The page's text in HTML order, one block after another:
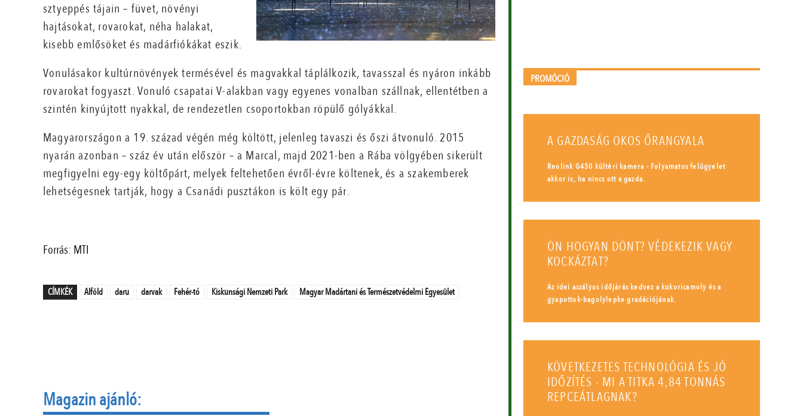
sztyeppés tájain – füvet, növényi
hajtásokat, rovarokat, néha halakat,
kisebb emlősöket és madárfiókákat eszik.
Vonulásakor kultúrnövények termésével és magvakkal táplálkozik, tavasszal és nyáron inkább
rovarokat fogyaszt. Vonuló csapatai V-alakban vagy egyenes vonalban szállnak, ellentétben a
szintén kinyújtott nyakkal, de rendezetlen csoportokban röpülő gólyákkal.
Magyarországon a 19. század végén még költött, jelenleg tavaszi és őszi átvonuló. 2015
nyarán azonban – száz év után először – a Marcal, majd 2021-ben a Rába völgyében sikerült
megfigyelni egy-egy költőpárt, melyek feltehetően évről-évre költenek, és a szakemberek
lehetségesnek tartják, hogy a Csanádi pusztákon is költ egy pár.
Forrás: MTI
CÍMKÉK Alföld daru darvak Fehér-tó Kiskunsági Nemzeti Park Magyar Madártani és Természetvédelmi Egyesület
Magazin ajánló:
PROMÓCIÓ
A GAZDASÁG OKOS ŐRANGYALA
Reolink G450 kültéri kamera - Folyamatos felügyelet
akkor is, ha nincs ott a gazda.
ÖN HOGYAN DÖNT? VÉDEKEZIK VAGY
KOCKÁZTAT?
Az idei aszályos időjárás kedvez a kukoricamoly és a
gyapottok-bagolylepke gradációjának.
KÖVETKEZETES TECHNOLÓGIA ÉS JÓ
IDŐZÍTÉS - MI A TITKA 4,84 TONNÁS
REPCEÁTLAGNAK?